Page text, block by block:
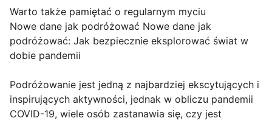
Warto także pamiętać o regularnym myciu
Nowe dane jak podróżować Nowe dane jak
podróżować: Jak bezpiecznie eksplorować świat w
dobie pandemii
Podróżowanie jest jedną z najbardziej ekscytujących i
inspirujących aktywności, jednak w obliczu pandemii
COVID-19, wiele osób zastanawia się, czy jest